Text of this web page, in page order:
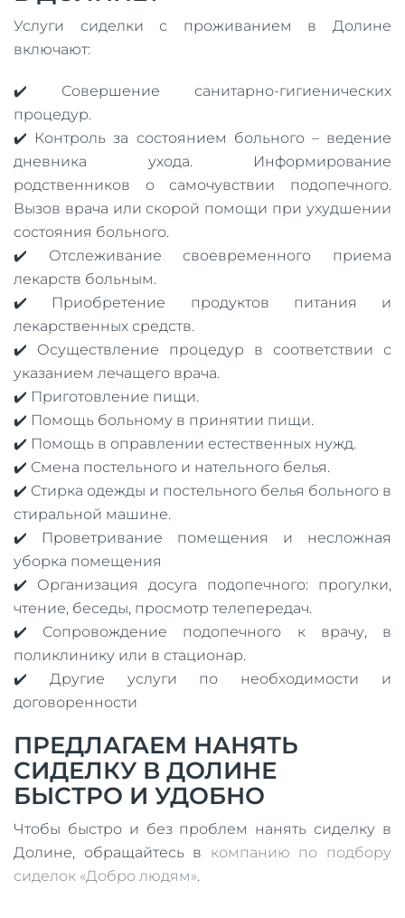
Услуги сиделки с проживанием в Долине
включают:
✔️ Совершение санитарно-гигиенических
процедур.
✔️ Контроль за состоянием больного – ведение
дневника ухода. Информирование
родственников о самочувствии подопечного.
Вызов врача или скорой помощи при ухудшении
состояния больного.
✔️ Отслеживание своевременного приема
лекарств больным.
✔️ Приобретение продуктов питания и
лекарственных средств.
✔️ Осуществление процедур в соответствии с
указанием лечащего врача.
✔️ Приготовление пищи.
✔️ Помощь больному в принятии пищи.
✔️ Помощь в оправлении естественных нужд.
✔️ Смена постельного и нательного белья.
✔️ Стирка одежды и постельного белья больного в
стиральной машине.
✔️ Проветривание помещения и несложная
уборка помещения
✔️ Организация досуга подопечного: прогулки,
чтение, беседы, просмотр телепередач.
✔️ Сопровождение подопечного к врачу, в
поликлинику или в стационар.
✔️ Другие услуги по необходимости и
договоренности
ПРЕДЛАГАЕМ НАНЯТЬ
СИДЕЛКУ В ДОЛИНЕ
БЫСТРО И УДОБНО
Чтобы быстро и без проблем нанять сиделку в
Долине, обращайтесь в компанию по подбору
сиделок «Добро людям».